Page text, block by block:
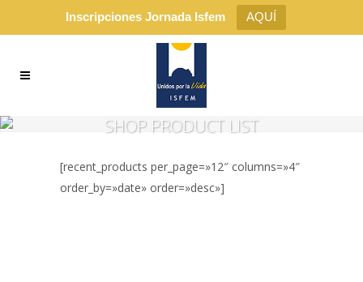
Inscripciones Jornada Isfem AQUÍ
SHOP PRODUCT LIST
[recent_products per_page=»12″ columns=»4″
order_by=»date» order=»desc»]